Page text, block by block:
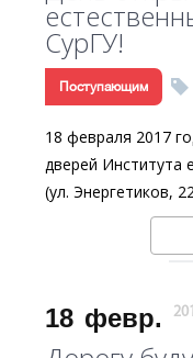
СурГУ!
Поступающим
18 февраля 2017
дверей Института
(ул. Энергетиков,
18 февр.